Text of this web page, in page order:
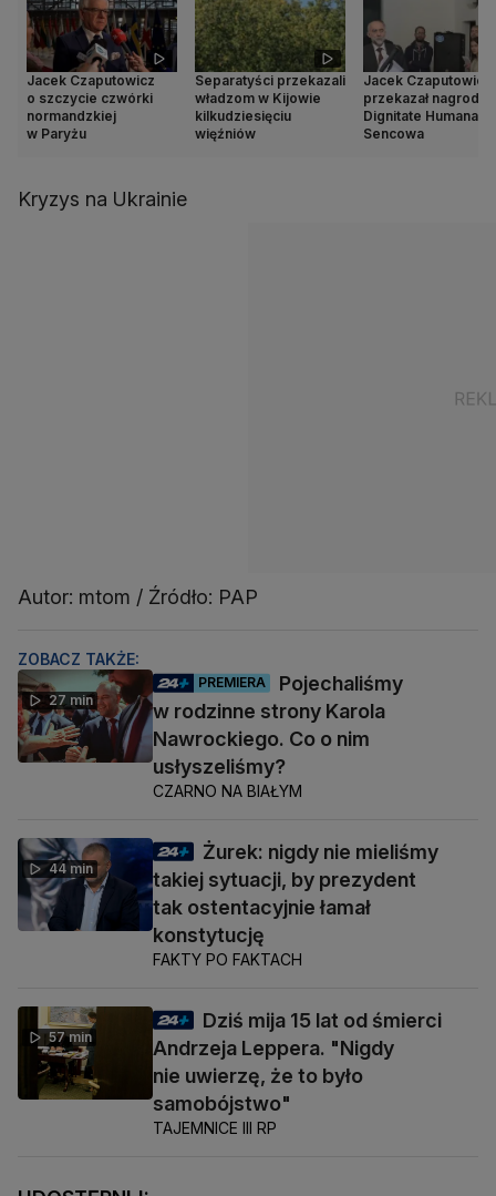
Jacek Czaputowicz
o szczycie czwórki
normandzkiej
w Paryżu
Separatyści przekazali
władzom w Kijowie
kilkudziesięciu
więźniów
Jacek Czaputowicz
przekazał nagrodę
Dignitate Humana
Sencowa
Kryzys na Ukrainie
Autor: mtom / Źródło: PAP
ZOBACZ TAKŻE:
27 min
PREMIERA
Pojechaliśmy
w rodzinne strony Karola
Nawrockiego. Co o nim
usłyszeliśmy?
CZARNO NA BIAŁYM
44 min
Żurek: nigdy nie mieliśmy
takiej sytuacji, by prezydent
tak ostentacyjnie łamał
konstytucję
FAKTY PO FAKTACH
57 min
Dziś mija 15 lat od śmierci
Andrzeja Leppera. "Nigdy
nie uwierzę, że to było
samobójstwo"
TAJEMNICE III RP